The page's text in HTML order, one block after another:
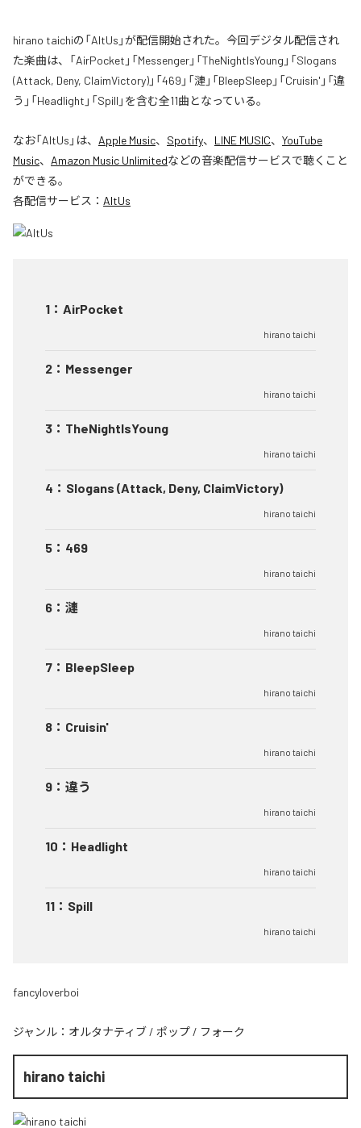
hirano taichiの「AltUs」が配信開始された。今回デジタル配信され
た楽曲は、「AirPocket」「Messenger」「TheNightIsYoung」「Slogans
(Attack, Deny, ClaimVictory)」「469」「漣」「BleepSleep」「Cruisin'」「違
う」「Headlight」「Spill」を含む全11曲となっている。
なお「AltUs 」は、 Apple Music、 Spotify、 LINE MUSIC、 YouTube
Music、 Amazon Music Unlimitedなどの音楽配信サービスで聴くこと
ができる。
各配信サービス： AltUs
1 ： AirPocket
hirano taichi
2 ： Messenger
hirano taichi
3 ： TheNightIsYoung
hirano taichi
4 ： Slogans (Attack, Deny, ClaimVictory)
hirano taichi
5 ： 469
hirano taichi
6 ： 漣
hirano taichi
7 ： BleepSleep
hirano taichi
8 ： Cruisin'
hirano taichi
9 ： 違う
hirano taichi
10 ： Headlight
hirano taichi
11 ： Spill
hirano taichi
fancyloverboi
ジャンル： オルタナティブ / ポップ / フォーク
hirano taichi